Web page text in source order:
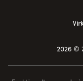
2026 ©